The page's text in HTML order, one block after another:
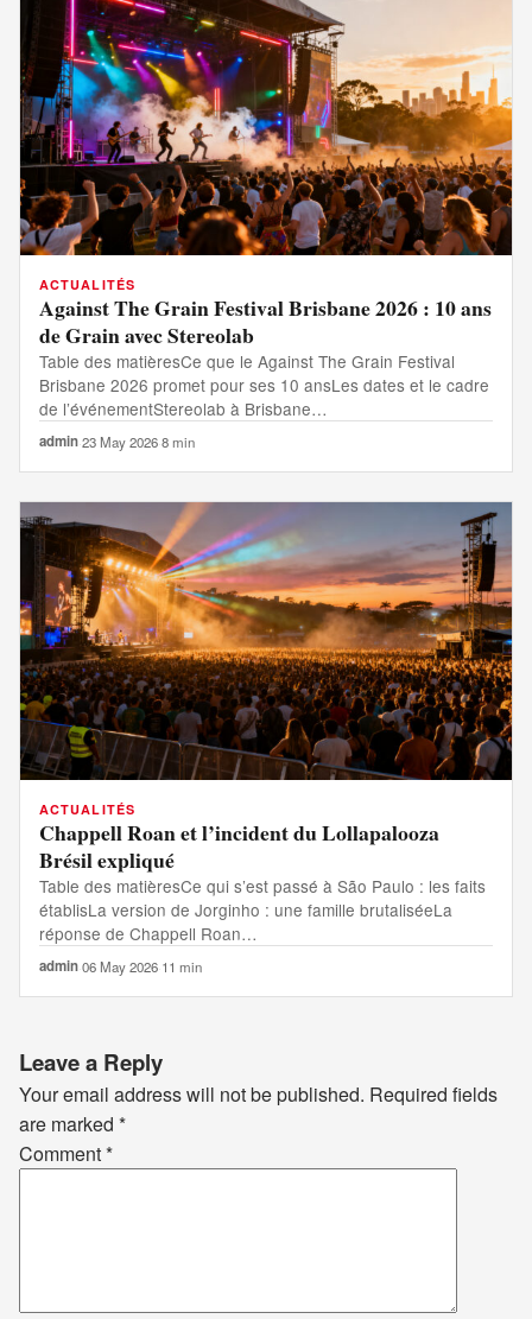
ACTUALITÉS
Against The Grain Festival Brisbane 2026 : 10 ans
de Grain avec Stereolab
Table des matièresCe que le Against The Grain Festival
Brisbane 2026 promet pour ses 10 ansLes dates et le cadre
de l’événementStereolab à Brisbane…
admin·23 May 2026·8 min
ACTUALITÉS
Chappell Roan et l’incident du Lollapalooza
Brésil expliqué
Table des matièresCe qui s’est passé à São Paulo : les faits
établisLa version de Jorginho : une famille brutaliséeLa
réponse de Chappell Roan…
admin·06 May 2026·11 min
Leave a Reply
Your email address will not be published. Required fields
are marked *
Comment*